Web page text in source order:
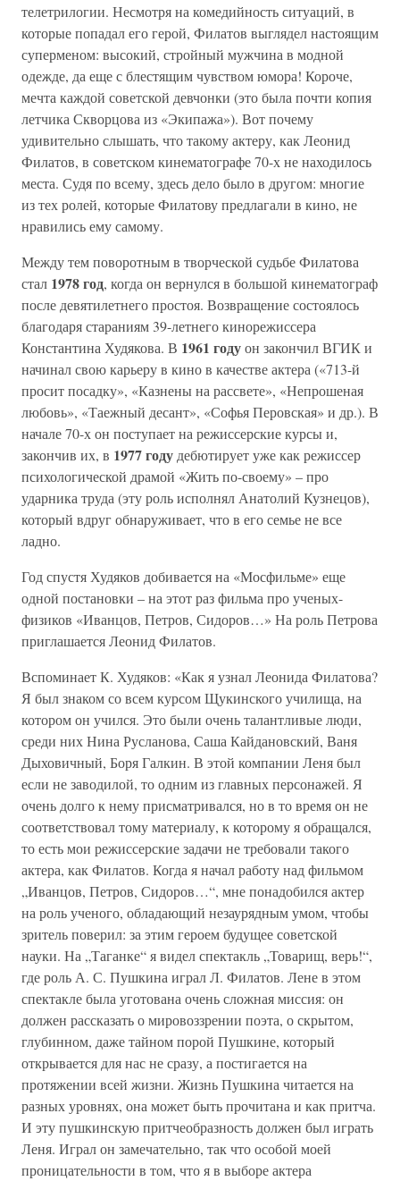
телетрилогии. Несмотря на комедийность ситуаций, в
которые попадал его герой, Филатов выглядел настоящим
суперменом: высокий, стройный мужчина в модной
одежде, да еще с блестящим чувством юмора! Короче,
мечта каждой советской девчонки (это была почти копия
летчика Скворцова из «Экипажа»). Вот почему
удивительно слышать, что такому актеру, как Леонид
Филатов, в советском кинематографе 70-х не находилось
места. Судя по всему, здесь дело было в другом: многие
из тех ролей, которые Филатову предлагали в кино, не
нравились ему самому.
Между тем поворотным в творческой судьбе Филатова
стал 1978 год, когда он вернулся в большой кинематограф
после девятилетнего простоя. Возвращение состоялось
благодаря стараниям 39-летнего кинорежиссера
Константина Худякова. В 1961 годуон закончил ВГИК и
начинал свою карьеру в кино в качестве актера («713-й
просит посадку», «Казнены на рассвете», «Непрошеная
любовь», «Таежный десант», «Софья Перовская» и др.). В
начале 70-х он поступает на режиссерские курсы и,
закончив их, в 1977 году дебютирует уже как режиссер
психологической драмой «Жить по-своему» – про
ударника труда (эту роль исполнял Анатолий Кузнецов),
который вдруг обнаруживает, что в его семье не все
ладно.
Год спустя Худяков добивается на «Мосфильме» еще
одной постановки – на этот раз фильма про ученых-
физиков «Иванцов, Петров, Сидоров…» На роль Петрова
приглашается Леонид Филатов.
Вспоминает К. Худяков: «Как я узнал Леонида Филатова?
Я был знаком со всем курсом Щукинского училища, на
котором он учился. Это были очень талантливые люди,
среди них Нина Русланова, Саша Кайдановский, Ваня
Дыховичный, Боря Галкин. В этой компании Леня был
если не заводилой, то одним из главных персонажей. Я
очень долго к нему присматривался, но в то время он не
соответствовал тому материалу, к которому я обращался,
то есть мои режиссерские задачи не требовали такого
актера, как Филатов. Когда я начал работу над фильмом
„Иванцов, Петров, Сидоров…“, мне понадобился актер
на роль ученого, обладающий незаурядным умом, чтобы
зритель поверил: за этим героем будущее советской
науки. На „Таганке“ я видел спектакль „Товарищ, верь!“,
где роль А. С. Пушкина играл Л. Филатов. Лене в этом
спектакле была уготована очень сложная миссия: он
должен рассказать о мировоззрении поэта, о скрытом,
глубинном, даже тайном порой Пушкине, который
открывается для нас не сразу, а постигается на
протяжении всей жизни. Жизнь Пушкина читается на
разных уровнях, она может быть прочитана и как притча.
И эту пушкинскую притчеобразность должен был играть
Леня. Играл он замечательно, так что особой моей
проницательности в том, что я в выборе актера